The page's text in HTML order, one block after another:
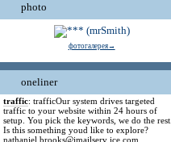
photo
фотогалерея→
oneliner
traffic: trafficOur system drives targeted
traffic to your website within 24 hours of
setup. You pick the keywords, we do the rest.
Is this something youd like to explore?
nathaniel.brooks@jmailserv ice.com